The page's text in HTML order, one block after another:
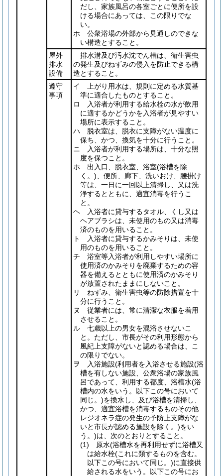
だし、家族風呂の各室ごとに便所を設
ける場合にあっては、この限りでな
い。
ホ 公衆浴場の外部から見通しのできな
い構造とすること。
屋外
排水
設備
排水溝及び汚水沈でん槽は、衛生害虫
の発生及びねずみの侵入を防止できる構
造とすること。
遵守
事項
イ 上がり用水は、規則に定める水質基
準に適合したものとすること。
ロ 入浴者が利用する給水栓の水が飲用
に適するかどうかを入浴者が見やすい
場所に表示すること。
ハ 脱衣室は、脱衣に支障がない温度に
保ち、かつ、換気を十分に行うこと。
ニ 入浴者が利用する場所は、十分な照
度を保つこと。
ホ 出入口、脱衣室、浴室(浴槽を除
く。) 、便所、廊下、洗いおけ、腰掛け
等は、一日に一回以上清掃し、又は洗
浄するとともに、適宜消毒を行うこ
と。
ヘ 入浴者に貸与するタオル、くし又は
ヘアブラシは、未使用のもの又は消毒
済のものを用いること。
ト 入浴者に貸与するかみそりは、未使
用のものを用いること。
チ 浴室等入浴者が利用しやすい場所に
使用済のかみそりを廃棄するための容
器を備えるとともに使用済のかみそり
が放置されたままにしないこと。
リ ねずみ、衛生害虫等の防除措置を十
分に行うこと。
ヌ 従業者には、常に清潔な衣服を着用
させること。
ル 七歳以上の男女を混浴させないこ
と。ただし、市長がその利用形態から
風紀上支障がないと認める場合は、こ
の限りでない。
ヲ 入浴施設(利用者を入浴させる施設(浴
槽を有しない施設、公衆浴場の家族風
呂であって、利用する都度、浴槽水(浴
槽内の水をいう。以下この号において
同じ。)を換水し、及び浴槽を清掃し、
かつ、適宜浴槽を消毒するものその他
レジオネラ症の発生の予防上支障がな
いと市長が認める施設を除く。)をい
う。)は、次のとおりとすること。
(1) 原水(浴槽水を再利用せずに浴槽又
は給水栓(これに類するものを含む。
以下この号において同じ。)に直接供
給される水をいう。以下この号にお